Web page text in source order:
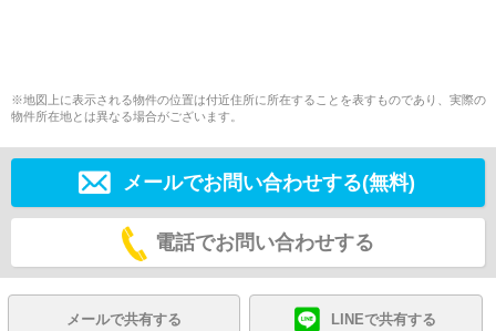
※地図上に表示される物件の位置は付近住所に所在することを表すものであり、実際の
物件所在地とは異なる場合がございます。
メールでお問い合わせする(無料)
電話でお問い合わせする
メールで共有する LINEで共有する